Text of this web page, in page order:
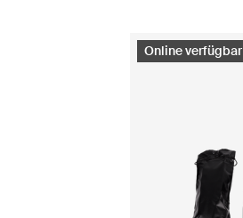
Online verfügbar